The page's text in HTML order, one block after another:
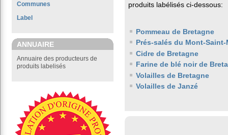
Communes
Label
ANNUAIRE
Annuaire des producteurs de
produits labelisés
produits labélisés ci-dessous:
Pommeau de Bretagne
Prés-salés du Mont-
Cidre de Bretagne
Farine de blé noir de
Volailles de Bretagne
Volailles de Janzé